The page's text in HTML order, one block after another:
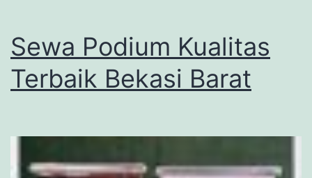
Sewa Podium Kualitas
Terbaik Bekasi Barat